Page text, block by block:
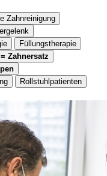
Zahnreinigung
Füllungstherapie
Zahnersatz
Rollstuhlpatienten